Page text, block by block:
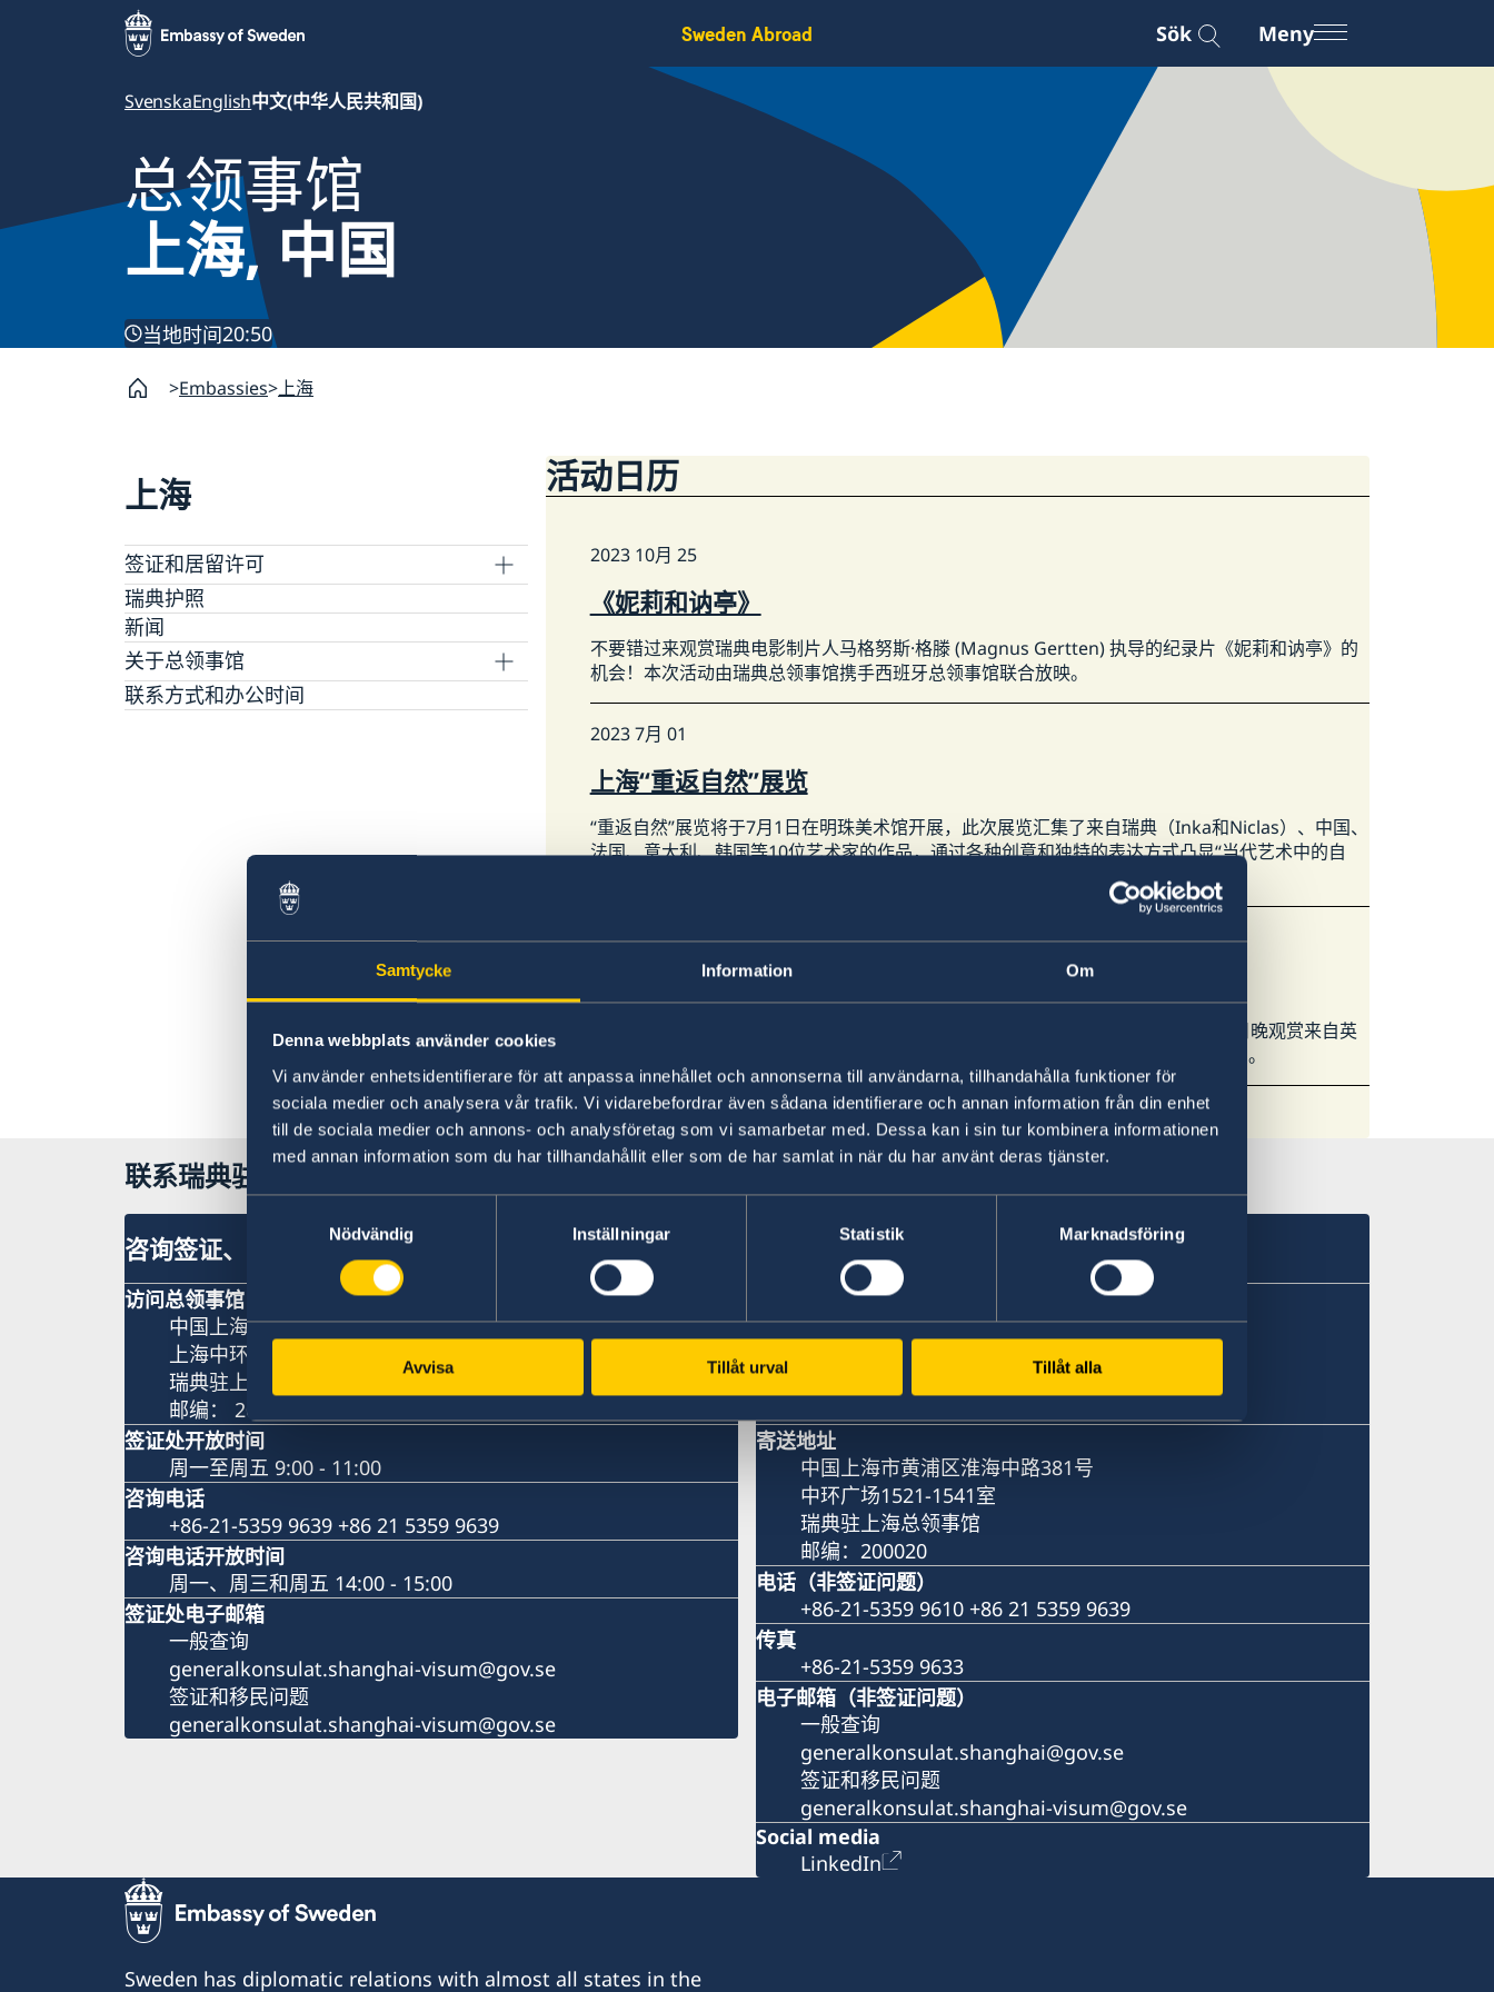
Samtycke Information Om
Denna webbplats använder cookies
Vi använder enhetsidentifierare för att anpassa innehållet och annonserna till användarna, tillhandahålla funktioner för
sociala medier och analysera vår trafik. Vi vidarebefordrar även sådana identifierare och annan information från din enhet
till de sociala medier och annons- och analysföretag som vi samarbetar med. Dessa kan i sin tur kombinera informationen
med annan information som du har tillhandahållit eller som de har samlat in när du har använt deras tjänster.
Nödvändig
Inställningar Statistik Marknadsföring
Avvisa Tillåt urval Tillåt alla
Sweden Abroad Sök Meny
SvenskaEnglish中文(中华人民共和国)
总领事馆
上海, 中国
当地时间20:50
Embassies 上海
上海
签证和居留许可
签证申请
长期逗留（90 天或更长）
申请居留许可
采访请求
生物识别和护照检查
瑞典护照
新闻
关于总领事馆
数据保护政策
空缺职位
联系方式和办公时间
活动日历
2023 10月 25
《妮莉和讷亭》
不要错过来观赏瑞典电影制片人马格努斯·格滕 (Magnus Gertten) 执导的纪录片《妮莉和讷亭》的
机会！本次活动由瑞典总领事馆携手西班牙总领事馆联合放映。
2023 7月 01
上海“重返自然”展览
“重返自然”展览将于7月1日在明珠美术馆开展，此次展览汇集了来自瑞典（Inka和Niclas）、中国、
法国、意大利、韩国等10位艺术家的作品，通过各种创意和独特的表达方式凸显“当代艺术中的自
2023 6月 27
无障碍主题短片放映
正值聋盲意识周之际，英国驻上海总领事馆和瑞典驻上海总领事馆诚邀您于本月27日晚观赏来自英
国和瑞典的无障碍主题短片，用电影来讲述残障者的故事，促进包容性和无障碍意识。
1 2 3 ... 21 22 »
联系瑞典驻上海总领事馆
咨询签证、工作和居留许可相关问题
访问总领事馆
中国上海市淮海中路381号
上海中环广场15楼
瑞典驻上海总领事馆
邮编： 200020
签证处开放时间
周一至周五 9:00 - 11:00
咨询电话
+86-21-5359 9639 +86 21 5359 9639
咨询电话开放时间
周一、周三和周五 14:00 - 15:00
签证处电子邮箱
一般查询
generalkonsulat.shanghai-visum@gov.se
签证和移民问题
generalkonsulat.shanghai-visum@gov.se
瑞典驻上海总领事馆
访问总领事馆
中国上海市淮海中路381号
寄送地址
中国上海市黄浦区淮海中路381号
中环广场1521-1541室
瑞典驻上海总领事馆
邮编：200020
电话（非签证问题）
+86-21-5359 9610 +86 21 5359 9639
传真
+86-21-5359 9633
电子邮箱（非签证问题）
一般查询
generalkonsulat.shanghai@gov.se
签证和移民问题
generalkonsulat.shanghai-visum@gov.se
Social media
LinkedIn
Sweden has diplomatic relations with almost all states in the